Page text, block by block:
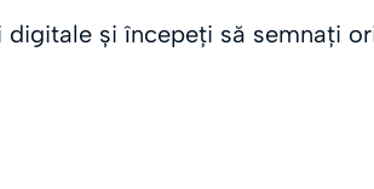
și începeți să semnați